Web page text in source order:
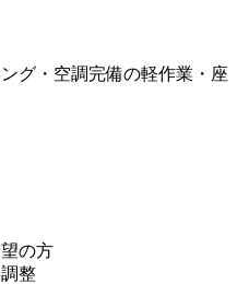
グ・空調完備の軽作業・座
の方
整